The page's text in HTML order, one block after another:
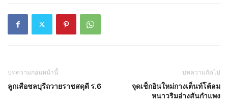
บทความก่อนหน้านี้
ลูกเสือชลบุรีถวายราชสดุดี ร.6
บทความถัดไป
จุดเช็กอินใหม่กางเต็นท์โต้ลม
หนาวริมอ่างสันกำแพง